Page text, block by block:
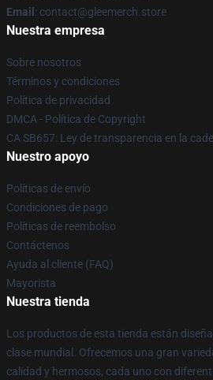
Email : contact@gleemerch.store
Nuestra empresa
Sobre nosotros
Términos y condiciones
Política de privacidad
DMCA - Política de Copyright
CA SB657: Ley de transparencia en la
Nuestro apoyo
Políticas de envío
Condiciones de pago
Políticas de reembolso
Contáctenos
Ayuda al cliente (FAQ)
Mayorista
Nuestra tienda
Los productos de esta tienda están
clase mundial. Ofrecemos una gran
calidad y hermosos, cada uno con